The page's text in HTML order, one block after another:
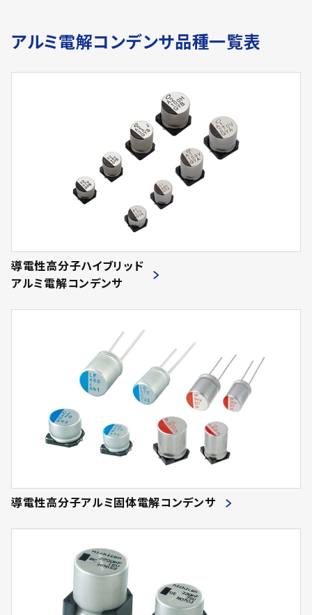
アルミ電解コンデンサ品種一覧表
導電性高分子ハイブリッド
アルミ電解コンデンサ
導電性高分子アルミ固体電解コンデンサ